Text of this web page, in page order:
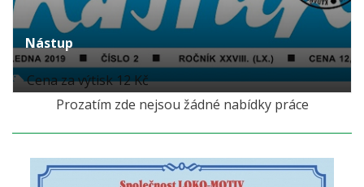
Nástup
Cena za výtisk 12 Kč
Prozatím zde nejsou žádné nabídky práce